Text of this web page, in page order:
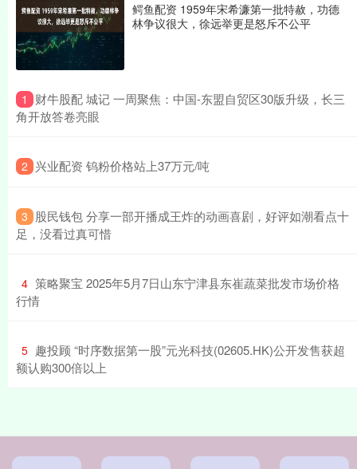
鳄鱼配资 1959年宋希濂第一批特赦，功德
林争议很大，徐远举更是怒斥不公平
1
​财牛股配 城记 一周聚焦：中国-东盟自贸区30版升级，长三
角开放答卷亮眼
2 ​兴业配资 钨粉价格站上37万元/吨
3 ​股民钱包 分享一部开播成王炸的动画喜剧，好评如潮看点十
足，没看过真可惜
4 ​策略聚宝 2025年5月7日山东宁津县东崔蔬菜批发市场价格
行情
5 ​趣投顾 “时序数据第一股”元光科技(02605.HK)公开发售获超
额认购300倍以上